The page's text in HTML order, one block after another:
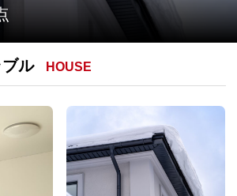
ル HOUSE